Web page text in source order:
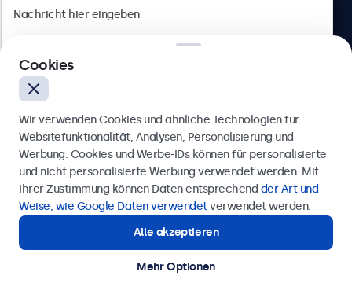
Badenerstrasse 549, 8048 Zürich, Schweiz
Deutsch
© 2026 Beetronics
Anfrage senden
Rufen Sie uns an unter+41 43 50 80 772
Benötigen Sie Unterstützung?
Kontaktieren Sie uns!
Cookies
Wir verwenden Cookies und ähnliche Technologien für
Websitefunktionalität, Analysen, Personalisierung und
Werbung. Cookies und Werbe-IDs können für personalisierte
und nicht personalisierte Werbung verwendet werden. Mit
Ihrer Zustimmung können Daten entsprechend der Art und
Weise, wie Google Daten verwendetverwendet werden.
Alle akzeptieren
Mehr Optionen